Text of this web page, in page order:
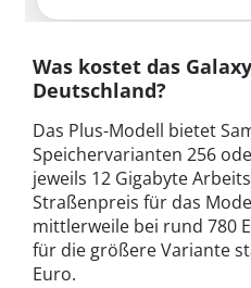
Was kostet das
Deutschland?
Das Plus-Modell bietet
Speichervarianten 256
jeweils 12 Gigabyte
Straßenpreis für das
mittlerweile bei rund 780
für die größere Variante
Euro.